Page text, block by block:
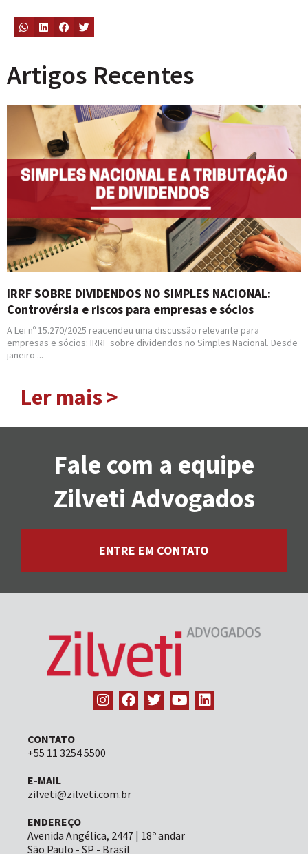
Artigos Recentes
IRRF SOBRE DIVIDENDOS NO SIMPLES NACIONAL:
Controvérsia e riscos para empresas e sócios
A Lei nº 15.270/2025 reacendeu uma discussão relevante para
empresas e sócios: IRRF sobre dividendos no Simples Nacional. Desde
janeiro ...
Ler mais >
Fale com a equipe
Zilveti Advogados
ENTRE EM CONTATO
CONTATO
+55 11 3254 5500
E-MAIL
zilveti@zilveti.com.br
ENDEREÇO
Avenida Angélica, 2447 | 18º andar
São Paulo - SP - Brasil